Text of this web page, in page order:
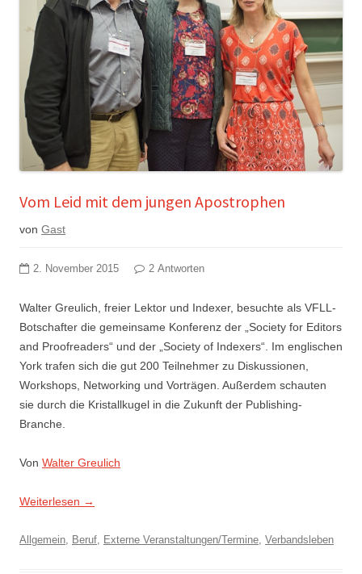
Vom Leid mit dem jungen Apostrophen
von Gast
2. November 2015 2 Antworten
Walter Greulich, freier Lektor und Indexer, besuchte als VFLL-
Botschafter die gemeinsame Konferenz der „Society for Editors
and Proofreaders“ und der „Society of Indexers“. Im englischen
York trafen sich die gut 200 Teilnehmer zu Diskussionen,
Workshops, Networking und Vorträgen. Außerdem schauten
sie durch die Kristallkugel in die Zukunft der Publishing-
Branche.
Von Walter Greulich
Weiterlesen →
Allgemein, Beruf, Externe Veranstaltungen/Termine, Verbandsleben